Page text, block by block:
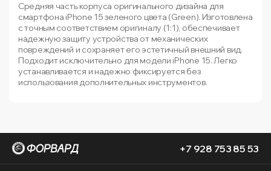
Средняя часть корпуса оригинального дизайна для
смартфона iPhone 15 зеленого цвета (Green). Изготовлена
с точным соответствием оригиналу (1:1), обеспечивает
надежную защиту устройства от механических
повреждений и сохраняет его эстетичный внешний вид.
Подходит исключительно для модели iPhone 15. Легко
устанавливается и надежно фиксируется без
использования дополнительных инструментов.
+7 928 753 85 53